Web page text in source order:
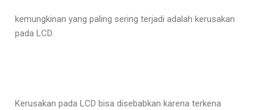
kemungkinan yang paling sering terjadi adalah kerusakan
pada LCD.
Kerusakan pada LCD bisa disebabkan karena terkena